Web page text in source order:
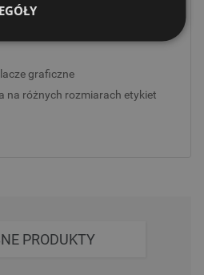
wag
graficzne
na różnych rozmiarach etykiet
PRODUKTY